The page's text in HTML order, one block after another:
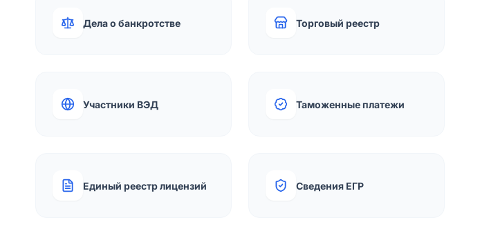
Дела о банкротстве Торговый реестр
Участники ВЭД Таможенные платежи
Единый реестр лицензий Сведения ЕГР